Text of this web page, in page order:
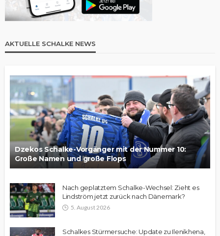
AKTUELLE SCHALKE NEWS
Dzekos Schalke-Vorgänger mit der Nummer 10:
Große Namen und große Flops
Nach geplatztem Schalke-Wechsel: Zieht es
Lindström jetzt zurück nach Dänemark?
5. August 2026
Schalkes Stürmersuche: Update zu Ilenikhena,